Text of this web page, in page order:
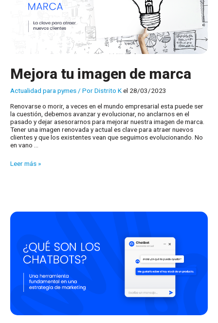
Mejora tu imagen de marca
Actualidad para pymes / PorDistrito Kel 28/03/2023
Renovarse o morir, a veces en el mundo empresarial esta puede ser
la cuestión, debemos avanzar y evolucionar, no anclarnos en el
pasado y dejar asesorarnos para mejorar nuestra imagen de marca.
Tener una imagen renovada y actual es clave para atraer nuevos
clientes y que los existentes vean que seguimos evolucionando. No
en vano …
Mejora
Leer más »